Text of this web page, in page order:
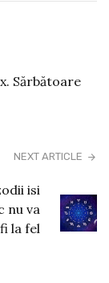
Sărbătoare
NEXT ARTICLE
isi
nu va
la fel